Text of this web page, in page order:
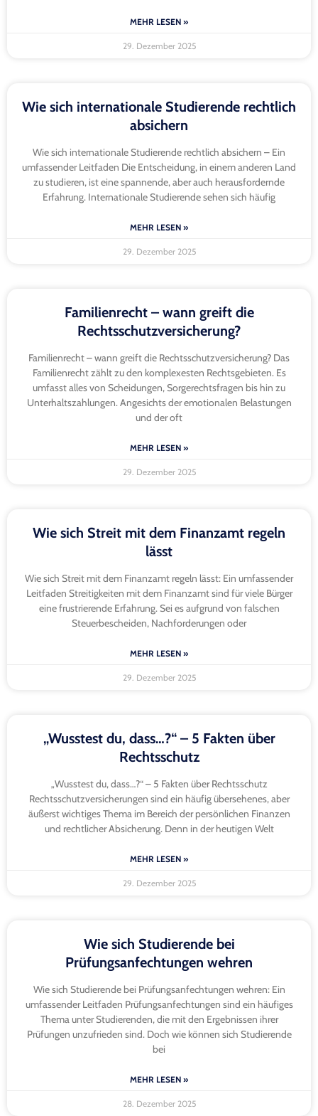
MEHR LESEN »
29. Dezember 2025
Wie sich internationale Studierende rechtlich
absichern
Wie sich internationale Studierende rechtlich absichern – Ein
umfassender Leitfaden Die Entscheidung, in einem anderen Land
zu studieren, ist eine spannende, aber auch herausfordernde
Erfahrung. Internationale Studierende sehen sich häufig
MEHR LESEN »
29. Dezember 2025
Familienrecht – wann greift die
Rechtsschutzversicherung?
Familienrecht – wann greift die Rechtsschutzversicherung? Das
Familienrecht zählt zu den komplexesten Rechtsgebieten. Es
umfasst alles von Scheidungen, Sorgerechtsfragen bis hin zu
Unterhaltszahlungen. Angesichts der emotionalen Belastungen
und der oft
MEHR LESEN »
29. Dezember 2025
Wie sich Streit mit dem Finanzamt regeln
lässt
Wie sich Streit mit dem Finanzamt regeln lässt: Ein umfassender
Leitfaden Streitigkeiten mit dem Finanzamt sind für viele Bürger
eine frustrierende Erfahrung. Sei es aufgrund von falschen
Steuerbescheiden, Nachforderungen oder
MEHR LESEN »
29. Dezember 2025
„Wusstest du, dass…?“ – 5 Fakten über
Rechtsschutz
„Wusstest du, dass…?“ – 5 Fakten über Rechtsschutz
Rechtsschutzversicherungen sind ein häufig übersehenes, aber
äußerst wichtiges Thema im Bereich der persönlichen Finanzen
und rechtlicher Absicherung. Denn in der heutigen Welt
MEHR LESEN »
29. Dezember 2025
Wie sich Studierende bei
Prüfungsanfechtungen wehren
Wie sich Studierende bei Prüfungsanfechtungen wehren: Ein
umfassender Leitfaden Prüfungsanfechtungen sind ein häufiges
Thema unter Studierenden, die mit den Ergebnissen ihrer
Prüfungen unzufrieden sind. Doch wie können sich Studierende
bei
MEHR LESEN »
28. Dezember 2025